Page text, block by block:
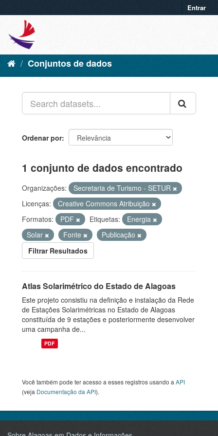
Entrar
Conjuntos de dados
Ordenar por
1 conjunto de dados encontrado
Organizações:
Secretaria de Turismo - SETUR
Licenças:
Creative Commons Atribuição
Formatos:
PDF Etiquetas:
Energia
Solar
Fonte
Publicação
Filtrar Resultados
Atlas Solarimétrico do Estado de Alagoas
Este projeto consistiu na definição e instalação da Rede
de Estações Solarimétricas no Estado de Alagoas
constituída de 9 estações e posteriormente desenvolver
uma campanha de...
PDF
Você também pode ter acesso a esses registros usando a API
(veja Documentação da API).